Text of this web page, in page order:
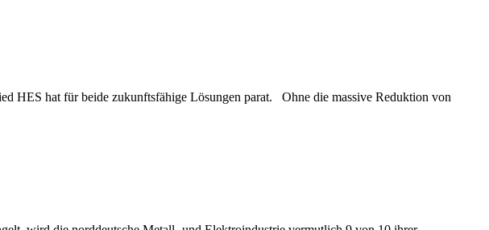
HES hat für beide zukunftsfähige Lösungen parat. Ohne die massive Reduktion von